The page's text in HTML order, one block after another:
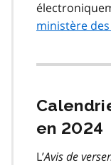
ministère
en 2024
L’Avis de